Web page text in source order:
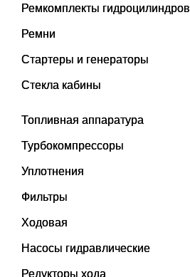
Ремкомплекты гидроцилиндров
Ремни
Стартеры и генераторы
Стекла кабины
Топливная аппаратура
Турбокомпрессоры
Уплотнения
Фильтры
Ходовая
Насосы гидравлические
Редукторы хода